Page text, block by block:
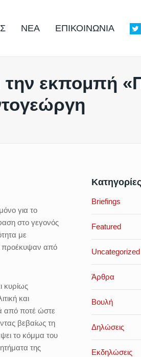
ΝΕΑ ΕΠΙΚΟΙΝΩΝΙΑ
την εκπομπή
για το
στο γεγονός
με
προέκυψαν από
κυρίως
και
από ποτέ ώστε
βεβαίως τη
το κόμμα του
της
Κατηγορίες
Briefings
Featured
Uncategorized
Άρθρα
Βουλή
Δηλώσεις
Εκδηλώσεις